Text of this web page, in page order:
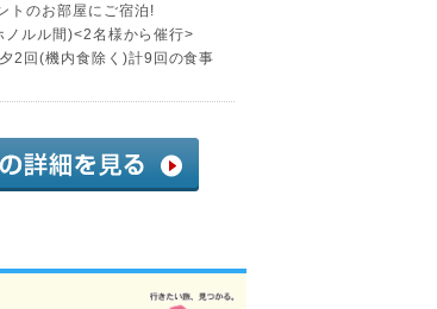
トのお部屋にご宿泊!
ルル間)<2名様から催行>
2回(機内食除く)計9回の食事